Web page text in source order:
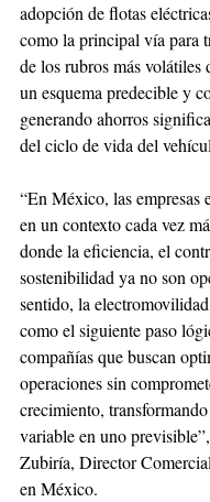
adopción de flotas
como la principal vía para
de los rubros más volátiles
un esquema predecible y
generando ahorros
del ciclo de vida del
“En México, las empresas
en un contexto cada vez
donde la eficiencia, el
sostenibilidad ya no son
sentido, la
como el siguiente paso
compañías que buscan
operaciones sin
crecimiento,
variable en uno
Zubiría, Director
en México.